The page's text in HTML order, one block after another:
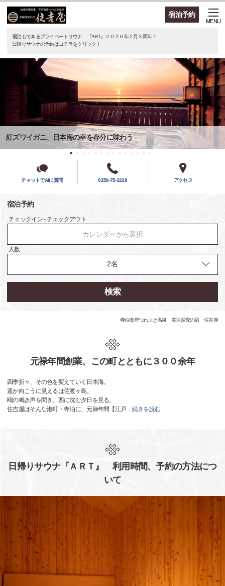
宿泊予約
MENU
宿泊もできるプライベートサウナ 『ART』２０２６年２月３周年！
日帰りサウナの予約はコチラをクリック！
紅ズワイガニ、日本海の幸を存分に味わう
チャットでAIに質問 0258-75-3228 アクセス
宿泊予約
チェックイン - チェックアウト
カレンダーから選択
人数
検索
寺泊海岸つわぶき温泉 美味探究の宿 住吉屋
元禄年間創業、この町とともに３００余年
四季折々、その色を変えていく日本海。
遥か向こうに見えるは佐渡ヶ島。
鴎の鳴き声を聞き、西に沈む夕日を見る。
住吉屋はそんな港町・寺泊に、元禄年間【江戸…続きを読む
日帰りサウナ『ＡＲＴ』 利用時間、予約の方法につ
いて